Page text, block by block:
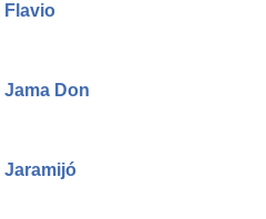
Flavio
Jama Don
Jaramijó